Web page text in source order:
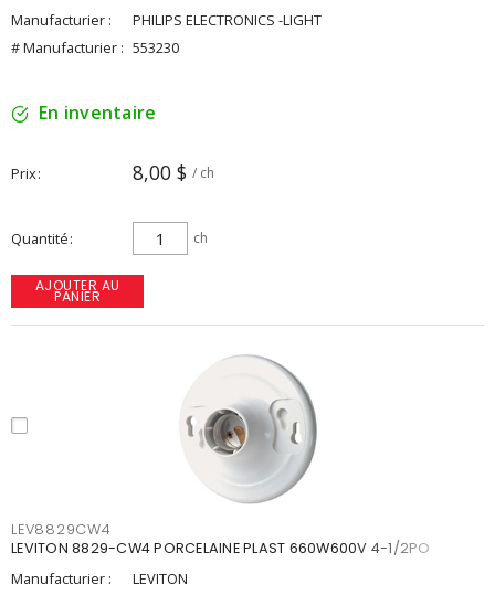
Manufacturier :
PHILIPS ELECTRONICS -LIGHT
# Manufacturier : 553230
En inventaire
Prix 8,00 $ / ch
Quantité ch
AJOUTER AU
PANIER
LEV8829CW4
LEVITON 8829-CW4 PORCELAINE PLAST 660W600V 4-1/2PO
Manufacturier :
LEVITON